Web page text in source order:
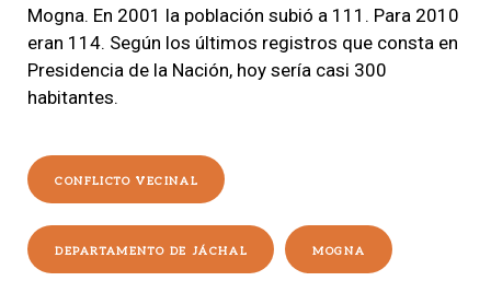
Mogna. En 2001 la población subió a 111. Para 2010
eran 114. Según los últimos registros que consta en
Presidencia de la Nación, hoy sería casi 300
habitantes.
CONFLICTO VECINAL
DEPARTAMENTO DE JÁCHAL MOGNA